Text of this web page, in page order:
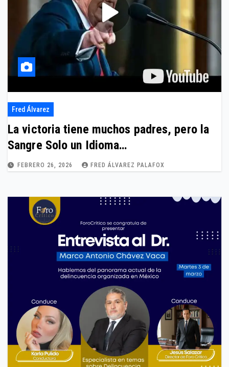
Fred Álvarez
La victoria tiene muchos padres, pero la
Sangre Solo un Idioma…
FEBRERO 26, 2026 FRED ÁLVAREZ PALAFOX